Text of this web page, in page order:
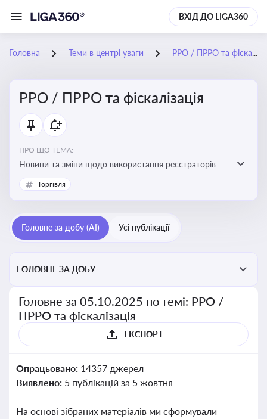
ВХІД ДО LIGA360
Головна Теми в центрі уваги РРО / ПРРО та фіскалізація
РРО / ПРРО та фіскалізація
ПРО ЩО ТЕМА:
Новини та зміни щодо використання реєстраторів
розрахункових операцій, аналіз законодавства про
РРО, позиції ДПС та судів щодо РРО
Торгівля
Головне за добу (AI) Усі публікації
ГОЛОВНЕ ЗА ДОБУ
Головне за 05.10.2025 по темі: РРО /
ПРРО та фіскалізація
ЕКСПОРТ
Опрацьовано: 14357 джерел
Виявлено: 5 публікацій за 5 жовтня
На основі зібраних матеріалів ми сформували